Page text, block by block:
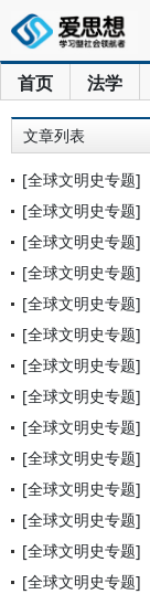
首页 法学
文章列表
[全球文明史专题]
[全球文明史专题]
[全球文明史专题]
[全球文明史专题]
[全球文明史专题]
[全球文明史专题]
[全球文明史专题]
[全球文明史专题]
[全球文明史专题]
[全球文明史专题]
[全球文明史专题]
[全球文明史专题]
[全球文明史专题]
[全球文明史专题]